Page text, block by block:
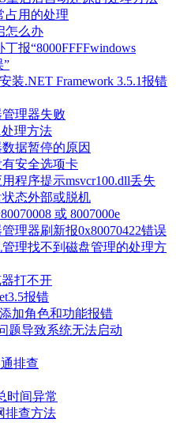
占用的处理
怎么办
丁报“8000FFFFwindows
”
装.NET Framework 3.5.1报错
理器失败
处理方法
据暂停的原因
有安全选项卡
程序提示msvcr100.dll丢失
态外部或脱机
或 8007000e
理器刷新报0x80070422错误
管理找不到磁盘管理的处理方
器打不开
报错
加角色和功能报错
题导致系统无法启动
排查
时间异常
排查方法